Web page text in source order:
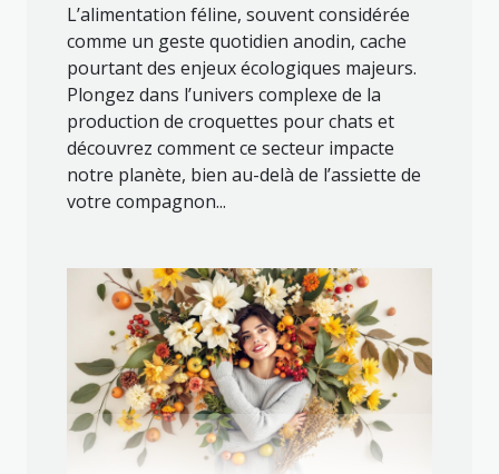
L’alimentation féline, souvent considérée
comme un geste quotidien anodin, cache
pourtant des enjeux écologiques majeurs.
Plongez dans l’univers complexe de la
production de croquettes pour chats et
découvrez comment ce secteur impacte
notre planète, bien au-delà de l’assiette de
votre compagnon...